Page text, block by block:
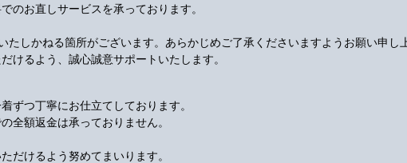
のお直しサービスを承っております。
しかねる箇所がございます。あらかじめご了承くださいますようお願い申し
けるよう、誠心誠意サポートいたします。
ずつ丁寧にお仕立てしております。
全額返金は承っておりません。
だけるよう努めてまいります。